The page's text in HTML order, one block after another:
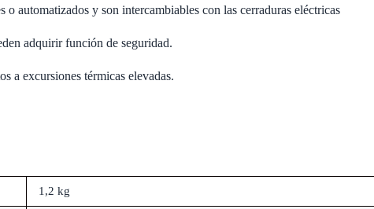
automatizados y son intercambiables con las cerraduras eléctricas
adquirir función de seguridad.
a excursiones térmicas elevadas.
1,2 kg